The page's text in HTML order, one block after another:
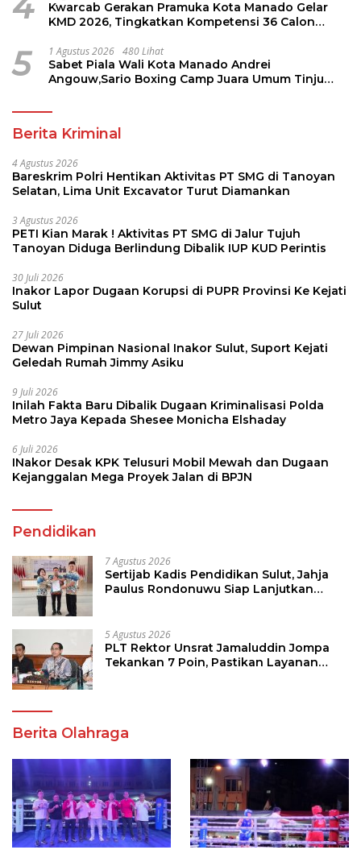
Kwarcab Gerakan Pramuka Kota Manado Gelar
KMD 2026, Tingkatkan Kompetensi 36 Calon
5 1 Agustus 2026 480 Lihat
Sabet Piala Wali Kota Manado Andrei
Angouw,Sario Boxing Camp Juara Umum Tinju
Berita Kriminal
4 Agustus 2026
Bareskrim Polri Hentikan Aktivitas PT SMG di Tanoyan
Selatan, Lima Unit Excavator Turut Diamankan
3 Agustus 2026
PETI Kian Marak ! Aktivitas PT SMG di Jalur Tujuh
Tanoyan Diduga Berlindung Dibalik IUP KUD Perintis
30 Juli 2026
Inakor Lapor Dugaan Korupsi di PUPR Provinsi Ke Kejati
Sulut
27 Juli 2026
Dewan Pimpinan Nasional Inakor Sulut, Suport Kejati
Geledah Rumah Jimmy Asiku
9 Juli 2026
Inilah Fakta Baru Dibalik Dugaan Kriminalisasi Polda
Metro Jaya Kepada Shesee Monicha Elshaday
6 Juli 2026
INakor Desak KPK Telusuri Mobil Mewah dan Dugaan
Kejanggalan Mega Proyek Jalan di BPJN
Pendidikan
7 Agustus 2026
Sertijab Kadis Pendidikan Sulut, Jahja
Paulus Rondonuwu Siap Lanjutkan
5 Agustus 2026
PLT Rektor Unsrat Jamaluddin Jompa
Tekankan 7 Poin, Pastikan Layanan
Berita Olahraga